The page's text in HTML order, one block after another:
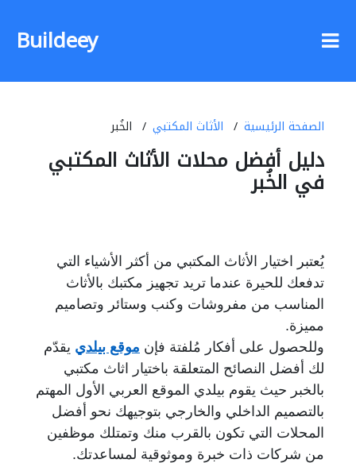
Buildeey
الصفحة الرئيسية الأثاث المكتبي الخُبر
دليل أفضل محلات الأثاث المكتبي
في الخُبر
يُعتبر اختيار الأثاث المكتبي من أكثر الأشياء التي
تدفعك للحيرة عندما تريد تجهيز مكتبك بالأثاث
المناسب من مفروشات وكنب وستائر وتصاميم
مميزة.
وللحصول على أفكار مُلفتة فإن موقع بيلدي يقدّم
لك أفضل النصائح المتعلقة باختيار اثاث مكتبي
بالخبر حيث يقوم بيلدي الموقع العربي الأول المهتم
بالتصميم الداخلي والخارجي بتوجيهك نحو أفضل
المحلات التي تكون بالقرب منك وتمتلك موظفين
من شركات ذات خبرة وموثوقية لمساعدتك.